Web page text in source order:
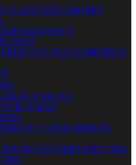
Y AHUYENTADORES
MANTAS Y
Y PLUVIÓMETROS
Y RELAX
Y SPAS
Y CONSUMIBLES
PISCINA Y COMPLEMENTOS